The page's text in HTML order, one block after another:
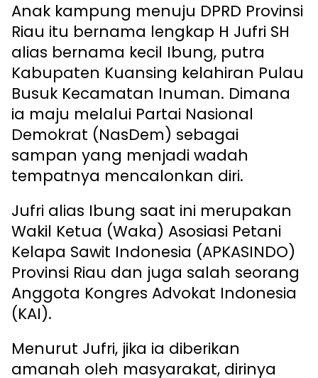
Anak kampung menuju DPRD Provinsi
Riau itu bernama lengkap H Jufri SH
alias bernama kecil Ibung, putra
Kabupaten Kuansing kelahiran Pulau
Busuk Kecamatan Inuman. Dimana
ia maju melalui Partai Nasional
Demokrat (NasDem) sebagai
sampan yang menjadi wadah
tempatnya mencalonkan diri.
Jufri alias Ibung saat ini merupakan
Wakil Ketua (Waka) Asosiasi Petani
Kelapa Sawit Indonesia (APKASINDO)
Provinsi Riau dan juga salah seorang
Anggota Kongres Advokat Indonesia
(KAI).
Menurut Jufri, jika ia diberikan
amanah oleh masyarakat, dirinya